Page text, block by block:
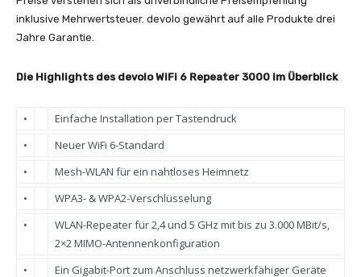
inklusive Mehrwertsteuer. devolo gewährt auf alle Produkte drei
Jahre Garantie.
Die Highlights des devolo WiFi 6 Repeater 3000 im Überblick
•
Einfache Installation per Tastendruck
•
Neuer WiFi 6-Standard
•
Mesh-WLAN für ein nahtloses Heimnetz
•
WPA3- & WPA2-Verschlüsselung
•
WLAN-Repeater für 2,4 und 5 GHz mit bis zu 3.000 MBit/s,
2×2 MIMO-Antennenkonfiguration
•
Ein Gigabit-Port zum Anschluss netzwerkfähiger Geräte